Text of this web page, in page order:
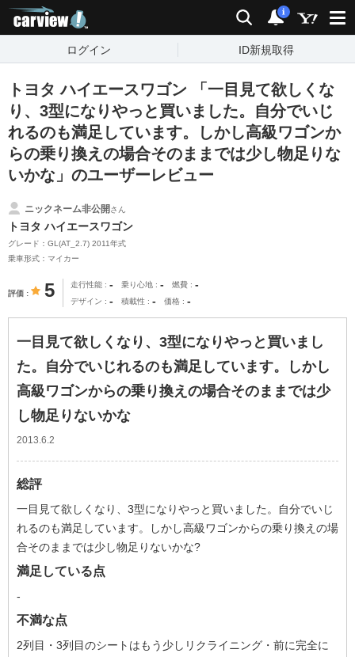
検索 通知
i
ログイン ID新規取得
トヨタ ハイエースワゴン 「一目見て欲しくな
り、3型になりやっと買いました。自分でいじ
れるのも満足しています。しかし高級ワゴンか
らの乗り換えの場合そのままでは少し物足りな
いかな」のユーザーレビュー
ニックネーム非公開さん
トヨタ ハイエースワゴン
グレード：GL(AT_2.7) 2011年式
乗車形式：マイカー
評価 5 走行性能 - 乗り心地 - 燃費 -
デザイン - 積載性 - 価格 -
一目見て欲しくなり、3型になりやっと買いまし
た。自分でいじれるのも満足しています。しかし
高級ワゴンからの乗り換えの場合そのままでは少
し物足りないかな
2013.6.2
総評
一目見て欲しくなり、3型になりやっと買いました。自分でいじ
れるのも満足しています。しかし高級ワゴンからの乗り換えの場
合そのままでは少し物足りないかな?
満足している点
-
不満な点
2列目・3列目のシートはもう少しリクライニング・前に完全に